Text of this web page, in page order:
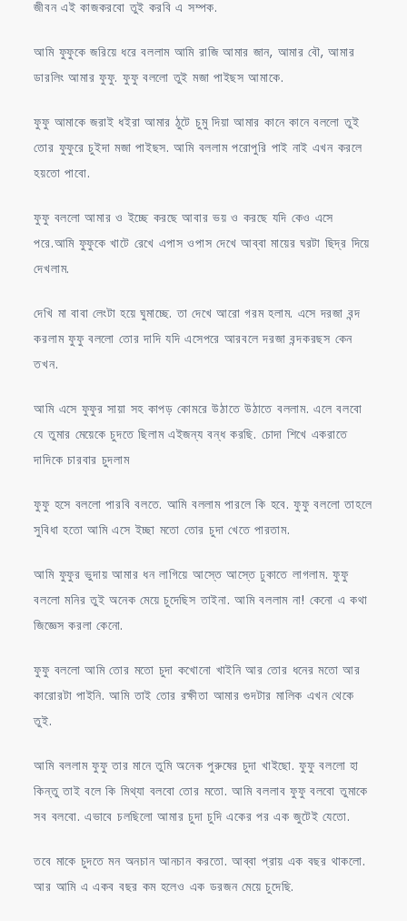
জীবন এই কাজকরবো তুই করবি এ সম্পক.
আমি ফুফুকে জরিয়ে ধরে বললাম আমি রাজি আমার জান, আমার বৌ, আমার
ডারলিং আমার ফুফু. ফুফু বললো তুই মজা পাইছস আমাকে.
ফুফু আমাকে জরাই ধইরা আমার ঠুটে চুমু দিয়া আমার কানে কানে বললো তুই
তোর ফুফুরে চুইদা মজা পাইছস. আমি বললাম পরোপুরি পাই নাই এখন করলে
হয়তো পাবো.
ফুফু বললো আমার ও ইচ্ছে করছে আবার ভয় ও করছে যদি কেও এসে
পরে.আমি ফুফুকে খাটে রেখে এপাস ওপাস দেখে আব্বা মায়ের ঘরটা ছিদ্র দিয়ে
দেখলাম.
দেখি মা বাবা লেংটা হয়ে ঘুমাচ্ছে. তা দেখে আরো গরম হলাম. এসে দরজা বন্দ
করলাম ফুফু বললো তোর দাদি যদি এসেপরে আরবলে দরজা বন্দকরছস কেন
তখন.
আমি এসে ফুফুর সায়া সহ কাপড় কোমরে উঠাতে উঠাতে বললাম. এলে বলবো
যে তুমার মেয়েকে চুদতে ছিলাম এইজন্য বন্ধ করছি. চোদা শিখে একরাতে
দাদিকে চারবার চুদলাম
ফুফু হসে বললো পারবি বলতে. আমি বললাম পারলে কি হবে. ফুফু বললো তাহলে
সুবিধা হতো আমি এসে ইচ্ছা মতো তোর চুদা খেতে পারতাম.
আমি ফুফুর ভুদায় আমার ধন লাগিয়ে আস্তে আস্তে ঢুকাতে লাগলাম. ফুফু
বললো মনির তুই অনেক মেয়ে চুদেছিস তাইনা. আমি বললাম না! কেনো এ কথা
জিজ্ঞেস করলা কেনো.
ফুফু বললো আমি তোর মতো চুদা কখোনো খাইনি আর তোর ধনের মতো আর
কারোরটা পাইনি. আমি তাই তোর রক্ষীতা আমার গুদটার মালিক এখন থেকে
তুই.
আমি বললাম ফুফু তার মানে তুমি অনেক পুরুষের চুদা খাইছো. ফুফু বললো হা
কিন্তু তাই বলে কি মিথ্যা বলবো তোর মতো. আমি বললাব ফুফু বলবো তুমাকে
সব বলবো. এভাবে চলছিলো আমার চুদা চুদি একের পর এক জুটেই যেতো.
তবে মাকে চুদতে মন অনচান আনচান করতো. আব্বা প্রায় এক বছর থাকলো.
আর আমি এ একব বছর কম হলেও এক ডরজন মেয়ে চুদেছি.